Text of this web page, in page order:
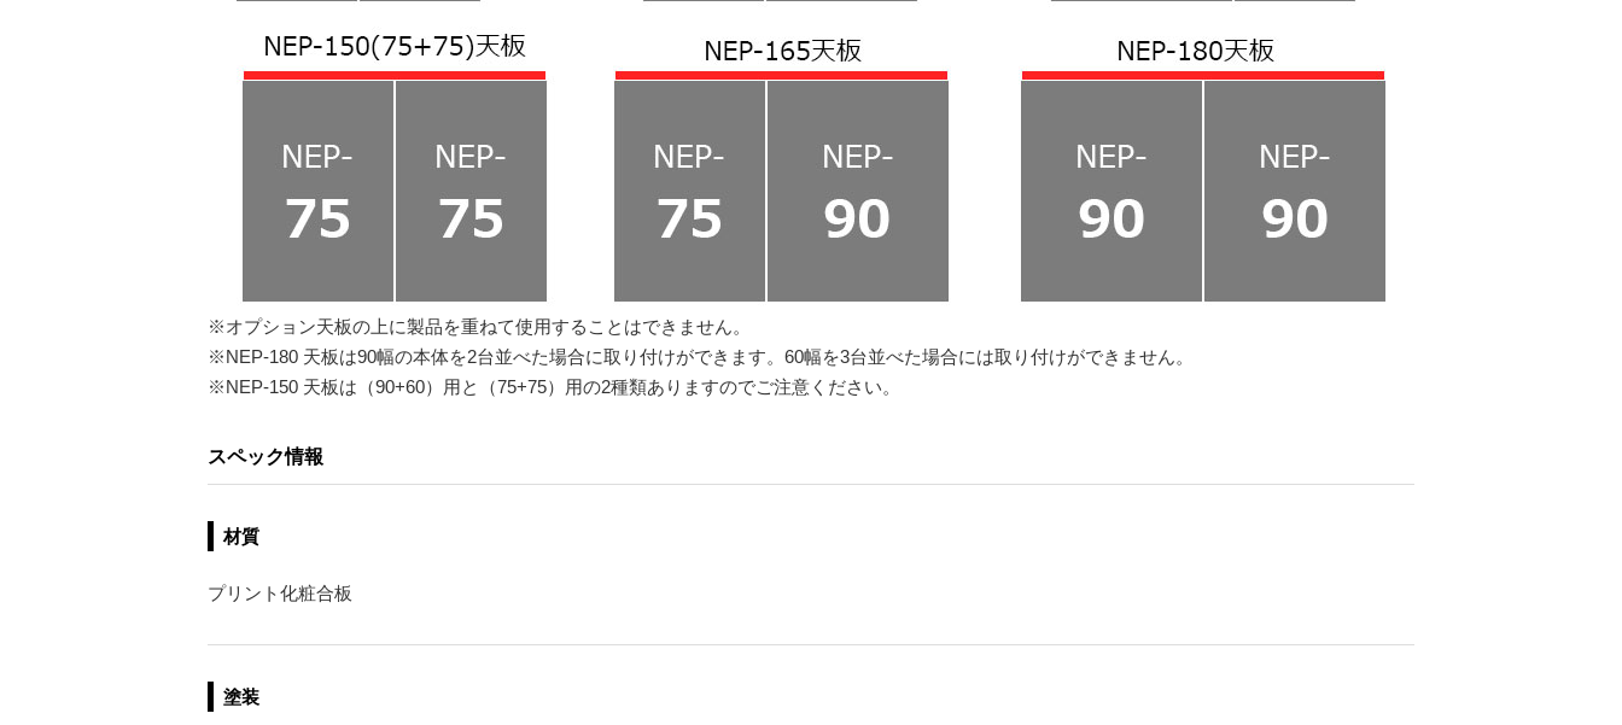
※オプション天板の上に製品を重ねて使用することはできません。
※NEP-180 天板は90幅の本体を2台並べた場合に取り付けができます。60幅を3台並べた場合には取り付けができません。
※NEP-150 天板は（90+60）用と（75+75）用の2種類ありますのでご注意ください。
スペック情報
材質
プリント化粧合板
塗装